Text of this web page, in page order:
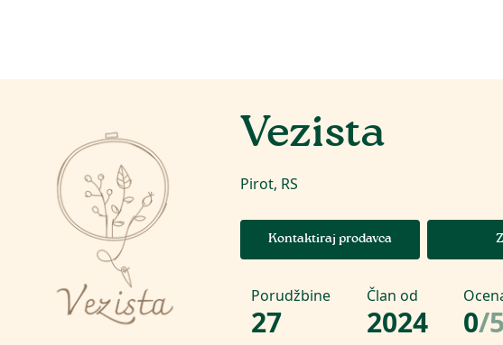
Vezista
Pirot, RS
Kontaktiraj prodavca
Porudžbine
27
Član od
2024 0/5